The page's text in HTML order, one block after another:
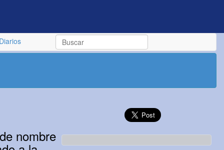
Diarios
nombre